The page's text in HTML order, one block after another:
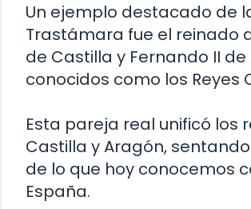
Un ejemplo destacado de
Trastámara fue el reinado
de Castilla y Fernando II de
conocidos como los Reyes
Esta pareja real unificó los
Castilla y Aragón,
de lo que hoy conocemos
España.